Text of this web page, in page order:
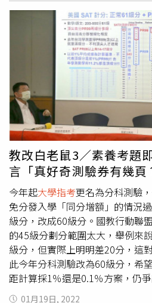
上課始終熱情洋溢，永遠一件花
《星際寶貝》中的史迪奇，有著
文學、媒體研究雙碩士背景及博
奇曾任中國郵報特約主編，批閱
作文，集傳播、美學、哲學與科
李奇再度開辦口碑盛讚、由他重
創下業界僅收教材費、達標考上
定任何條款限制」當其他補習班
時…你的孩子卻已是信心滿滿考上
習費任誰都心甘情願，從此踏上
們，以「根本是還願等級」機會
孩子雙贏的未來。只要填下李奇
成績「有感」提昇，使得父母血
奇英文提供）許多家長以為智力
上有更多的證據說明，智力主要
腦力的影響比基因大。而李奇英
班」直接打破這無稽窠臼，用滿
證「考取夢想第一志願」絕對是
人高錄取率、又「保證先考取、
再等，就要錯過孩子美好未來。
教改白老鼠3／素養考
言「真好奇測驗券有幾頁
今年起大學指考更名為分科測驗
免分發入學「同分增額」的情況
級分，改成60級分。國教行動聯
的45級分劃分範圍太大，舉例來
級分，但實際上明明差20分，這
此今年分科測驗改為60級分，希
距計算採1％還是0.1％方案，仍
朝前0.1％的考生平均成績作為基
01月19日, 2022